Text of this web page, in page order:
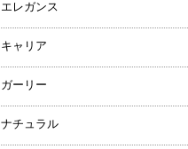
エレガンス
キャリア
ガーリー
ナチュラル